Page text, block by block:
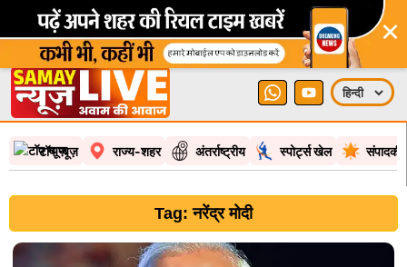
×
टॉप न्यूज़ राज्य-शहर अंतर्राष्ट्रीय स्पोर्ट्स खेल
Tag: नरेंद्र मोदी